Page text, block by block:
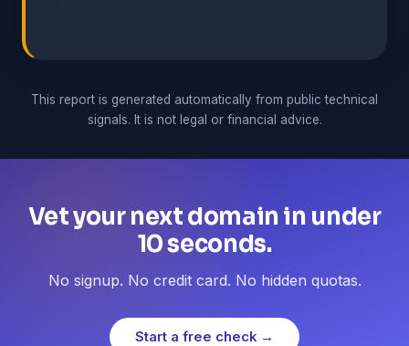
This report is generated automatically from public technical
signals. It is not legal or financial advice.
Vet your next domain in under
10 seconds.
No signup. No credit card. No hidden quotas.
Start a free check →